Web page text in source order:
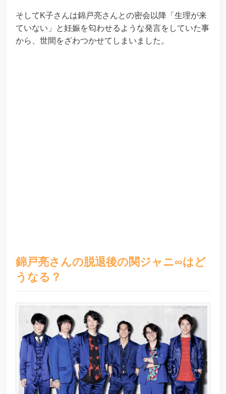
そしてK子さんは錦戸亮さんとの密会以降「生理が来
ていない」と妊娠を匂わせるような発言をしていた事
から、世間をざわつかせてしまいました。
錦戸亮さんの脱退後の関ジャニ∞はど
うなる？